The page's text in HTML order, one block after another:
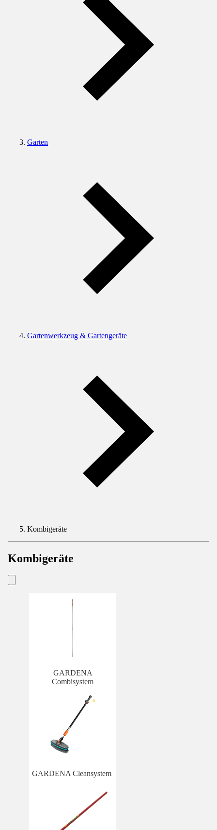
Garten
Gartenwerkzeug & Gartengeräte
Kombigeräte
Kombigeräte
GARDENA
Combisystem
GARDENA Cleansystem